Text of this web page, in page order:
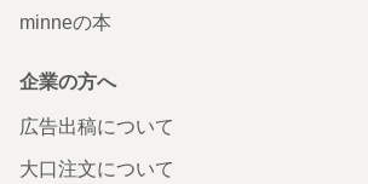
minneの本
企業の方へ
広告出稿について
大口注文について